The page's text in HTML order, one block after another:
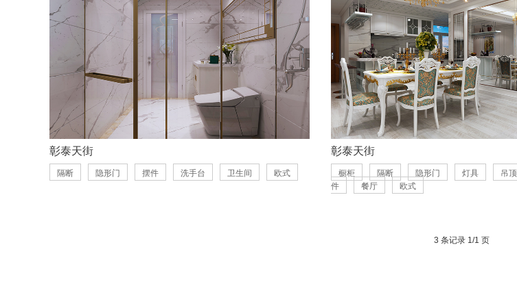
彰泰天街
隔断 隐形门 摆件 洗手台 卫生间 欧式
彰泰天街
橱柜 隔断 隐形门 灯具 吊顶
件
餐厅 欧式
3 条记录 1/1 页